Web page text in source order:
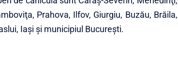
Prahova, Ilfov, Giurgiu, Buzău, Brăila,
Iaşi şi municipiul București.